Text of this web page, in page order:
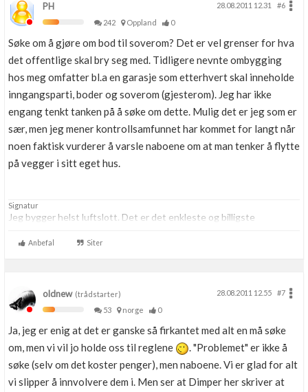
PH 28.08.2011 12.31
#6
242
Oppland 0
Søke om å gjøre om bod til soverom? Det er vel grenser for hva
det offentlige skal bry seg med. Tidligere nevnte ombygging
hos meg omfatter bl.a en garasje som etterhvert skal inneholde
inngangsparti, boder og soverom (gjesterom). Jeg har ikke
engang tenkt tanken på å søke om dette. Mulig det er jeg som er
sær, men jeg mener kontrollsamfunnet har kommet for langt når
noen faktisk vurderer å varsle naboene om at man tenker å flytte
på vegger i sitt eget hus.
Signatur
Jeg bygger helst luftslott. Det er det enkleste og billigste
Anbefal Siter
oldnew(trådstarter) 28.08.2011 12.55
#7
53
norge 0
Ja, jeg er enig at det er ganske så firkantet med alt en må søke
om, men vi vil jo holde oss til reglene
. "Problemet" er ikke å
søke (selv om det koster penger), men naboene. Vi er glad for alt
vi slipper å innvolvere dem i. Men ser at Dimper her skriver at